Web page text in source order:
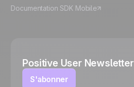
Documentation SDK Mobile
Positive User Newsletter
S'abonner